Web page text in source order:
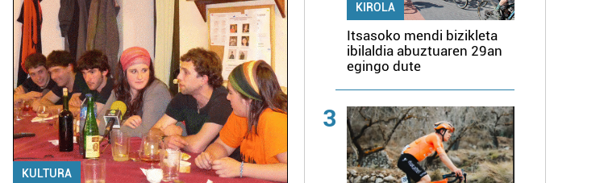
KULTURA
KIROLA
Itsasoko mendi bizikleta
ibilaldia abuztuaren 29an
egingo dute
3